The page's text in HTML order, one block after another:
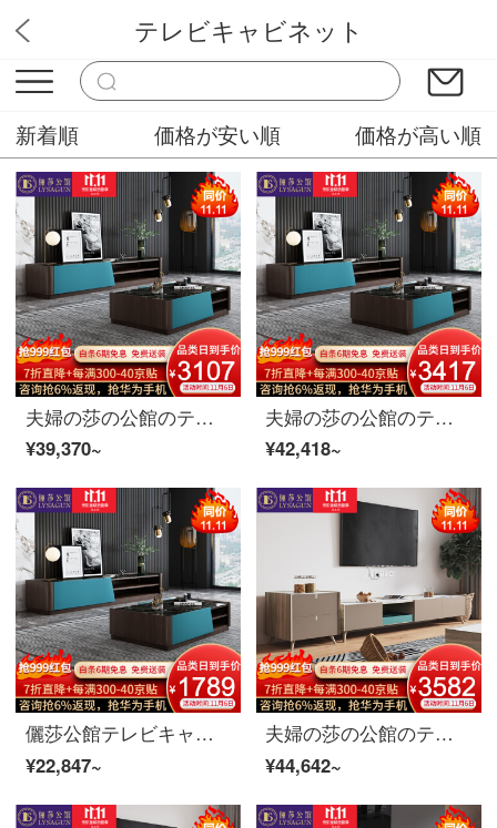
ユニーク家具販売
テレビキャビネット
新着順 価格が安い順 価格が高い順
夫婦の莎の公館のテレビの箱北欧の軽奢なテレビの箱のお茶の組み合わせのスーツの近代的な簡約の客間のガラスの剛石のテレビの食器棚の家具のテレビの箱+高低いお茶の数2.2 M
¥39,370~
夫婦の莎の公館のテレビの箱の北欧の軽奢なテレビの箱のお茶の組み合わせのスーツの近代的な簡約の客間のガラスの剛石のテレビのキャビネットの物置の家具のテレビの箱+方のお茶の何の2.0 M
¥42,418~
儷莎公館テレビキャビネット北欧軽奢テレビキャビネット茶何セット現代簡約リビングガラス剛石テレビキャビネット収納物のキャビネット家具テレビキャビネット（ガラス鋼石）2.2 M
¥22,847~
夫婦の莎の公館のテレビの箱の北欧のテレビの箱のお茶の組み合わせのスーツの現代簡単な予約の客間の岩板のテレビの保管物の食器棚の家具のお茶の何+テレビの箱+辺の食器棚の1.96 m
¥44,642~